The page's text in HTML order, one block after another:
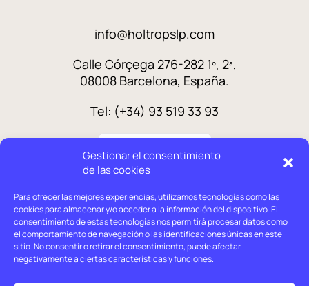
Gestionar el consentimiento
de las cookies
Para ofrecer las mejores experiencias, utilizamos tecnologías como las
cookies para almacenar y/o acceder a la información del dispositivo. El
consentimiento de estas tecnologías nos permitirá procesar datos como
el comportamiento de navegación o las identificaciones únicas en este
sitio. No consentir o retirar el consentimiento, puede afectar
negativamente a ciertas características y funciones.
info@holtropslp.com
Calle Córçega 276-282 1º, 2ª,
08008 Barcelona, España.
Tel: (+34) 93 519 33 93
Aviso legal